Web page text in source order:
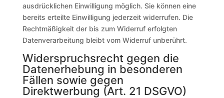
ausdrücklichen Einwilligung möglich. Sie können eine
bereits erteilte Einwilligung jederzeit widerrufen. Die
Rechtmäßigkeit der bis zum Widerruf erfolgten
Datenverarbeitung bleibt vom Widerruf unberührt.
Widerspruchsrecht gegen die
Datenerhebung in besonderen
Fällen sowie gegen
Direktwerbung (Art. 21 DSGVO)